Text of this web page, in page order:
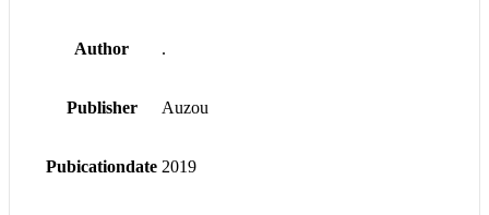
Author .
Publisher Auzou
Pubicationdate 2019